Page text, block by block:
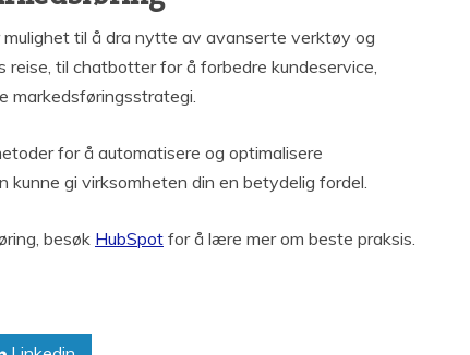
til å dra nytte av avanserte verktøy og
til chatbotter for å forbedre kundeservice,
markedsføringsstrategi.
for å automatisere og optimalisere
gi virksomheten din en betydelig fordel.
besøk HubSpot for å lære mer om beste praksis.